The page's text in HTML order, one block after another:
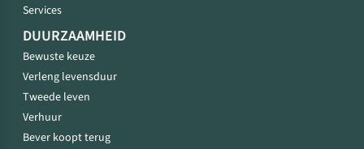
Services
DUURZAAMHEID
Bewuste keuze
Verleng levensduur
Tweede leven
Verhuur
Bever koopt terug